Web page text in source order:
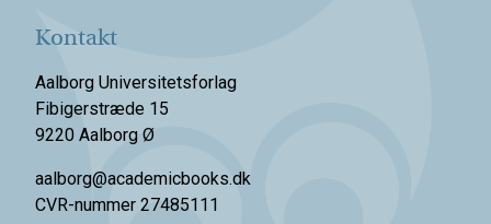
Kontakt
Aalborg Universitetsforlag
Fibigerstræde 15
9220 Aalborg Ø
aalborg@academicbooks.dk
CVR-nummer 27485111